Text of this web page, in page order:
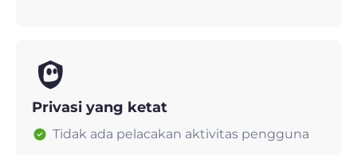
Privasi yang ketat
Tidak ada pelacakan aktivitas pengguna